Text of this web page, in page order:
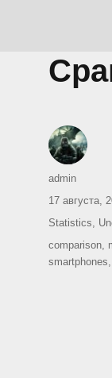
Автор
admin
17 августа,
Рубрики
Statistics,
Метки
comparison,
smartphones